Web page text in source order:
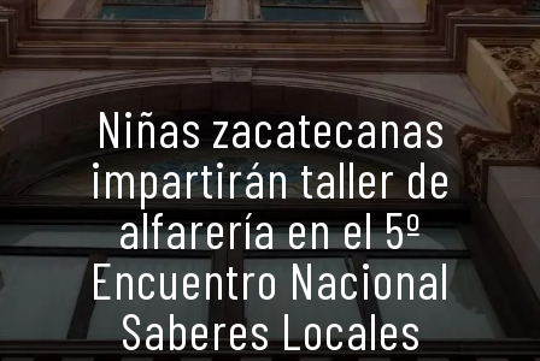
Niñas zacatecanas
impartirán taller de
alfarería en el 5º
Encuentro Nacional
Saberes Locales